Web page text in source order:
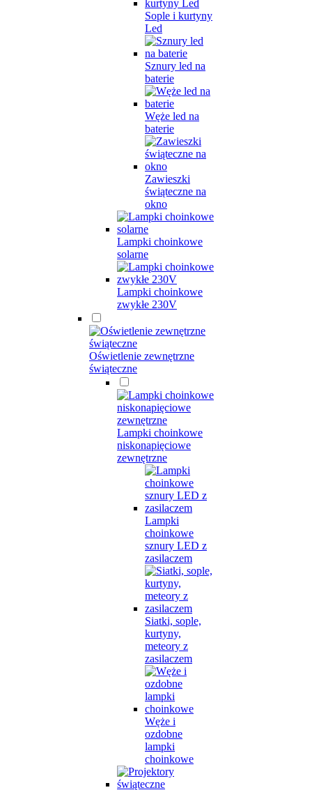
Sople i kurtyny
Led
Sznury led na
baterie
Węże led na
baterie
Zawieszki
świąteczne na
okno
Lampki choinkowe
solarne
Lampki choinkowe
zwykłe 230V
Oświetlenie zewnętrzne
świąteczne
Lampki choinkowe
niskonapięciowe
zewnętrzne
Lampki
choinkowe
sznury LED z
zasilaczem
Siatki, sople,
kurtyny,
meteory z
zasilaczem
Węże i
ozdobne
lampki
choinkowe